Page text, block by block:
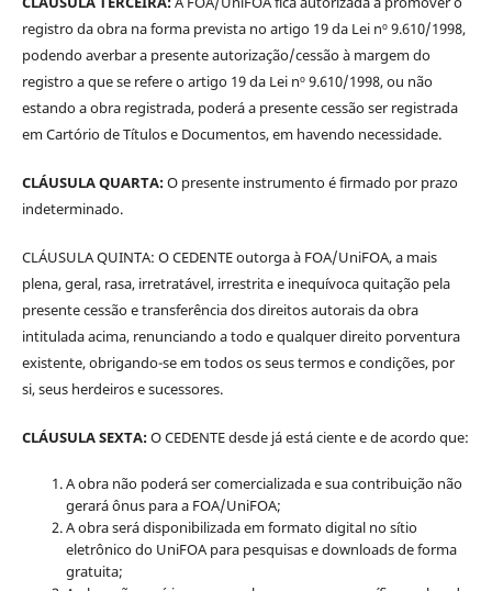
registro da obra na forma prevista no artigo 19 da Lei nº 9.610/1998,
podendo averbar a presente autorização/cessão à margem do
registro a que se refere o artigo 19 da Lei nº 9.610/1998, ou não
estando a obra registrada, poderá a presente cessão ser registrada
em Cartório de Títulos e Documentos, em havendo necessidade.
CLÁUSULA QUARTA:O presente instrumento é firmado por prazo
indeterminado.
CLÁUSULA QUINTA: O CEDENTE outorga à FOA/UniFOA, a mais
plena, geral, rasa, irretratável, irrestrita e inequívoca quitação pela
presente cessão e transferência dos direitos autorais da obra
intitulada acima, renunciando a todo e qualquer direito porventura
existente, obrigando-se em todos os seus termos e condições, por
si, seus herdeiros e sucessores.
CLÁUSULA SEXTA:O CEDENTE desde já está ciente e de acordo que:
A obra não poderá ser comercializada e sua contribuição não
gerará ônus para a FOA/UniFOA;
A obra será disponibilizada em formato digital no sítio
eletrônico do UniFOA para pesquisas e downloads de forma
gratuita;